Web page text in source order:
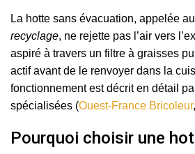
La hotte sans évacuation, appelée
recyclage, ne rejette pas l’air vers
aspiré à travers un filtre à graisses
actif avant de le renvoyer dans la
fonctionnement est décrit en détail
spécialisées (Ouest-France Bricoleur
Pourquoi choisir une